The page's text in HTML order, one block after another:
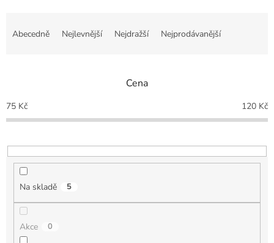
p
r
o
u
Abecedně Nejlevnější Nejdražší Nejprodávanější
Cena
75 Kč 120 Kč
Na skladě 5
Akce 0